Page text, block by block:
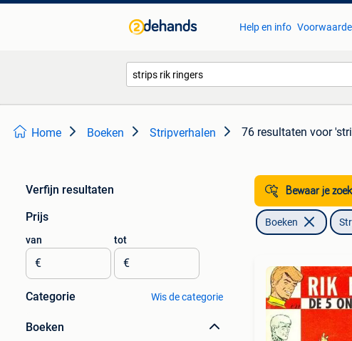
Help en info
Home Boeken Stripverhalen 76 resultaten voor
Verfijn resultaten
Prijs
van
€
tot
€
Categorie Wis de categorie
Boeken
Bewaar je
Boeken